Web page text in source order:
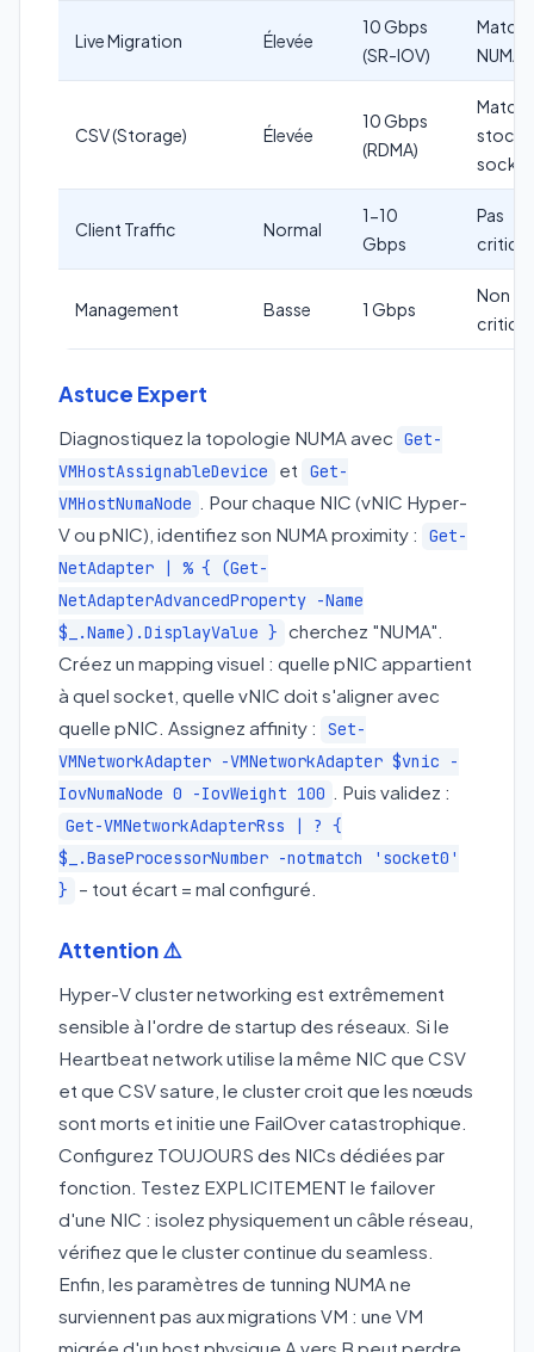
Live Migration Élevée
10 Gbps
(SR-IOV)
Match
NUMA
CSV (Storage) Élevée
10 Gbps
(RDMA)
Match
socket
Client Traffic Normal
1-10
Gbps
Pas
Management Basse 1 Gbps
Non
critical
Astuce Expert
Diagnostiquez la topologie NUMA avec Get-
VMHostAssignableDevice
et
Get-
VMHostNumaNode
. Pour chaque NIC (vNIC Hyper-
V ou pNIC), identifiez son NUMA proximity :
Get-
NetAdapter | % { (Get-
NetAdapterAdvancedProperty -Name
$_.Name).DisplayValue } cherchez "NUMA".
Créez un mapping visuel : quelle pNIC appartient
à quel socket, quelle vNIC doit s'aligner avec
quelle pNIC. Assignez affinity :
Set-
VMNetworkAdapter -VMNetworkAdapter $vnic -
IovNumaNode 0 -IovWeight 100
. Puis validez :
Get-VMNetworkAdapterRss | ? {
$_.BaseProcessorNumber -notmatch 'socket0'
}
– tout écart = mal configuré.
Attention ⚠️
Hyper-V cluster networking est extrêmement
sensible à l'ordre de startup des réseaux. Si le
Heartbeat network utilise la même NIC que CSV
et que CSV sature, le cluster croit que les nœuds
sont morts et initie une FailOver catastrophique.
Configurez TOUJOURS des NICs dédiées par
fonction. Testez EXPLICITEMENT le failover
d'une NIC : isolez physiquement un câble réseau,
vérifiez que le cluster continue du seamless.
Enfin, les paramètres de tunning NUMA ne
surviennent pas aux migrations VM : une VM
migrée d'un host physique A vers B peut perdre